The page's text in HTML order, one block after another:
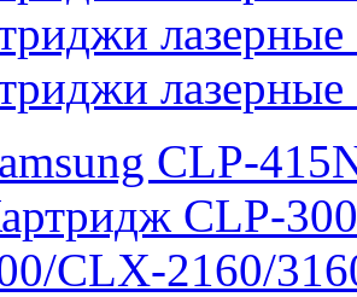
лазерные
лазерные
CLP-
CLP-
CLX-2160/